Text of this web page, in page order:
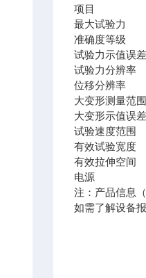
项目
最大试验力
准确度等级
试验力示值误
试验力分辨率
位移分辨率
大变形测量范围
大变形示值误
试验速度范围
有效试验宽度
有效拉伸空间
电源
注：产品信息
如需了解设备